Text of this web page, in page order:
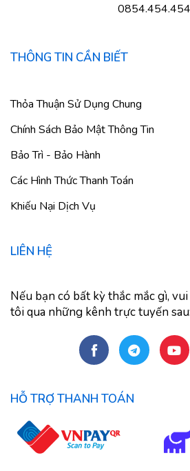
0854.454.454
THÔNG TIN CẦN BIẾT
Thỏa Thuận Sử Dụng Chung
Chính Sách Bảo Mật Thông Tin
Bảo Trì - Bảo Hành
Các Hình Thức Thanh Toán
Khiếu Nại Dịch Vụ
LIÊN HỆ
Nếu bạn có bất kỳ thắc mắc gì,
tôi qua những kênh trực tuyến sau:
HỖ TRỢ THANH TOÁN